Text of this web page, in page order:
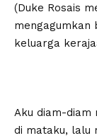
(Duke Rosais
mengagumkan
keluarga
Aku diam-diam
di mataku, lalu